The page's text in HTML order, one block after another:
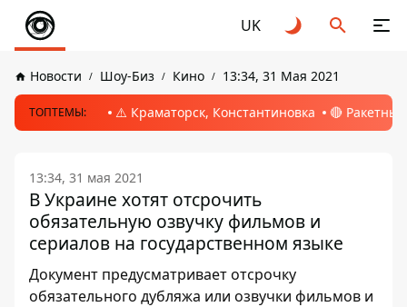
UK
Новости Шоу-Биз Кино 13:34, 31 Мая 2021
ТОПТЕМЫ: ⚠️ Краматорск, Константиновка 🔴
13:34, 31 мая 2021
В Украине хотят отсрочить
обязательную озвучку фильмов и
сериалов на государственном языке
Документ предусматривает отсрочку
обязательного дубляжа или озвучки фильмов и